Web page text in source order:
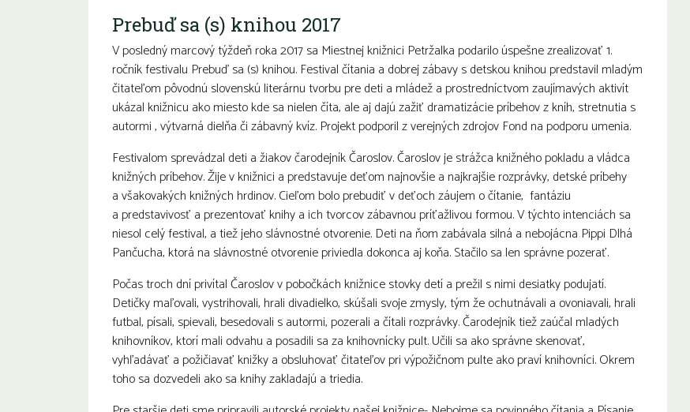
Prebuď sa (s) knihou 2017
V posledný marcový týždeň roka 2017 sa Miestnej knižnici Petržalka podarilo úspešne zrealizovať 1.
ročník festivalu Prebuď sa (s) knihou. Festival čítania a dobrej zábavy s detskou knihou predstavil mladým
čitateľom pôvodnú slovenskú literárnu tvorbu pre deti a mládež a prostredníctvom zaujímavých aktivít
ukázal knižnicu ako miesto kde sa nielen číta, ale aj dajú zažiť dramatizácie príbehov z kníh, stretnutia s
autormi , výtvarná dielňa či zábavný kvíz. Projekt podporil z verejných zdrojov Fond na podporu umenia.
Festivalom sprevádzal deti a žiakov čarodejník Čaroslov. Čaroslov je strážca knižného pokladu a vládca
knižných príbehov. Žije v knižnici a predstavuje deťom najnovšie a najkrajšie rozprávky, detské príbehy
a všakovakých knižných hrdinov. Cieľom bolo prebudiť v deťoch záujem o čítanie, fantáziu
a predstavivosť a prezentovať knihy a ich tvorcov zábavnou príťažlivou formou. V týchto intenciách sa
niesol celý festival, a tiež jeho slávnostné otvorenie. Deti na ňom zabávala silná a nebojácna Pippi Dlhá
Pančucha, ktorá na slávnostné otvorenie priviedla dokonca aj koňa. Stačilo sa len správne pozerať.
Počas troch dní privítal Čaroslov v pobočkách knižnice stovky detí a prežil s nimi desiatky podujatí.
Detičky maľovali, vystrihovali, hrali divadielko, skúšali svoje zmysly, tým že ochutnávali a ovoniavali, hrali
futbal, písali, spievali, besedovali s autormi, pozerali a čítali rozprávky. Čarodejník tiež zaúčal mladých
knihovníkov, ktorí mali odvahu a posadili sa za knihovnícky pult. Učili sa ako správne skenovať,
vyhľadávať a požičiavať knižky a obsluhovať čitateľov pri výpožičnom pulte ako praví knihovníci. Okrem
toho sa dozvedeli ako sa knihy zakladajú a triedia.